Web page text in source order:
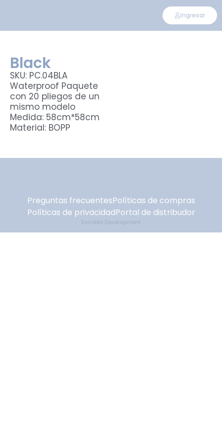
Ingresar
Black
SKU: PC.04BLA
Waterproof Paquete
con 20 pliegos de un
mismo modelo
Medida: 58cm*58cm
Material: BOPP
Preguntas frecuentesPolíticas de compras
Políticas de privacidadPortal de distribudor
Ennoble Development